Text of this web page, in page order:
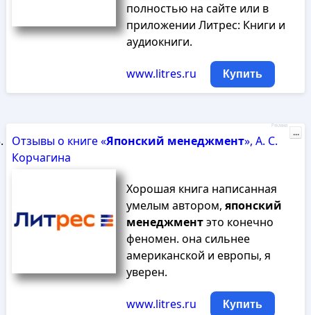
полностью на сайте или в
приложении Литрес: Книги и
аудиокниги.
www.litres.ru Купить
Отзывы о книге «Японский менеджмент», А. С.
Корчагина
Хорошая книга написанная
умелым автором, японский
менеджментэто конечно
феномен. она сильнее
американской и европы, я
уверен.
www.litres.ru Купить
Реклама
...